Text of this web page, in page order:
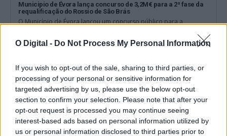
O Digital - Do Not Process My Personal Information
If you wish to opt-out of the sale, sharing to third parties, or
processing of your personal or sensitive information for
targeted advertising by us, please use the below opt-out
section to confirm your selection. Please note that after your
opt-out request is processed you may continue seeing
interest-based ads based on personal information utilized by
us or personal information disclosed to third parties prior to
Municipio de Évora lança concurso de 3,2M€ para a 2ª fase da
requalificação do Rossio de São Brás
O Município de Évora lançou um concurso público para a
10 Agosto, 2026 - 10:07